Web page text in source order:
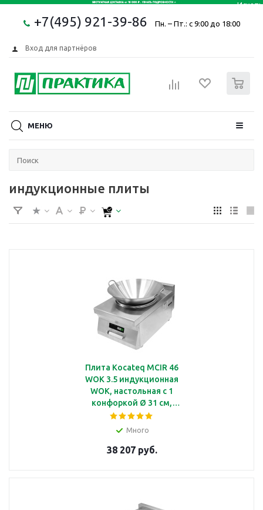
+7(495) 921-39-86 Пн. – Пт.: с 9:00 до 18:00
Вход для партнёров
МЕНЮ
индукционные плиты
Плита Kocateq MCIR 46
WOK 3.5 индукционная
WOK, настольная с 1
конфоркой Ø 31 см,
мощность 3.5 кВт,
линия 600
Много
38 207 руб.